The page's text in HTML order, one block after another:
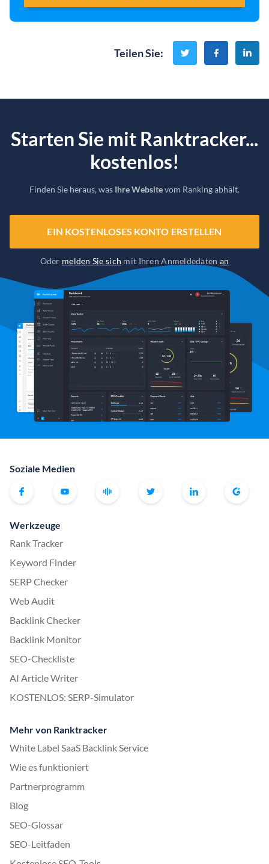
Teilen Sie:
Starten Sie mit Ranktracker...
kostenlos!
Finden Sie heraus, was Ihre Websitevom Ranking abhält.
EIN KOSTENLOSES KONTO ERSTELLEN
Oder melden Sie sich mit Ihren Anmeldedaten an
Soziale Medien
Werkzeuge
Rank Tracker
Keyword Finder
SERP Checker
Web Audit
Backlink Checker
Backlink Monitor
SEO-Checkliste
AI Article Writer
KOSTENLOS: SERP-Simulator
Mehr von Ranktracker
White Label SaaS Backlink Service
Wie es funktioniert
Partnerprogramm
Blog
SEO-Glossar
SEO-Leitfaden